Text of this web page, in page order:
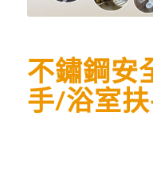
不鏽鋼安
手/浴室